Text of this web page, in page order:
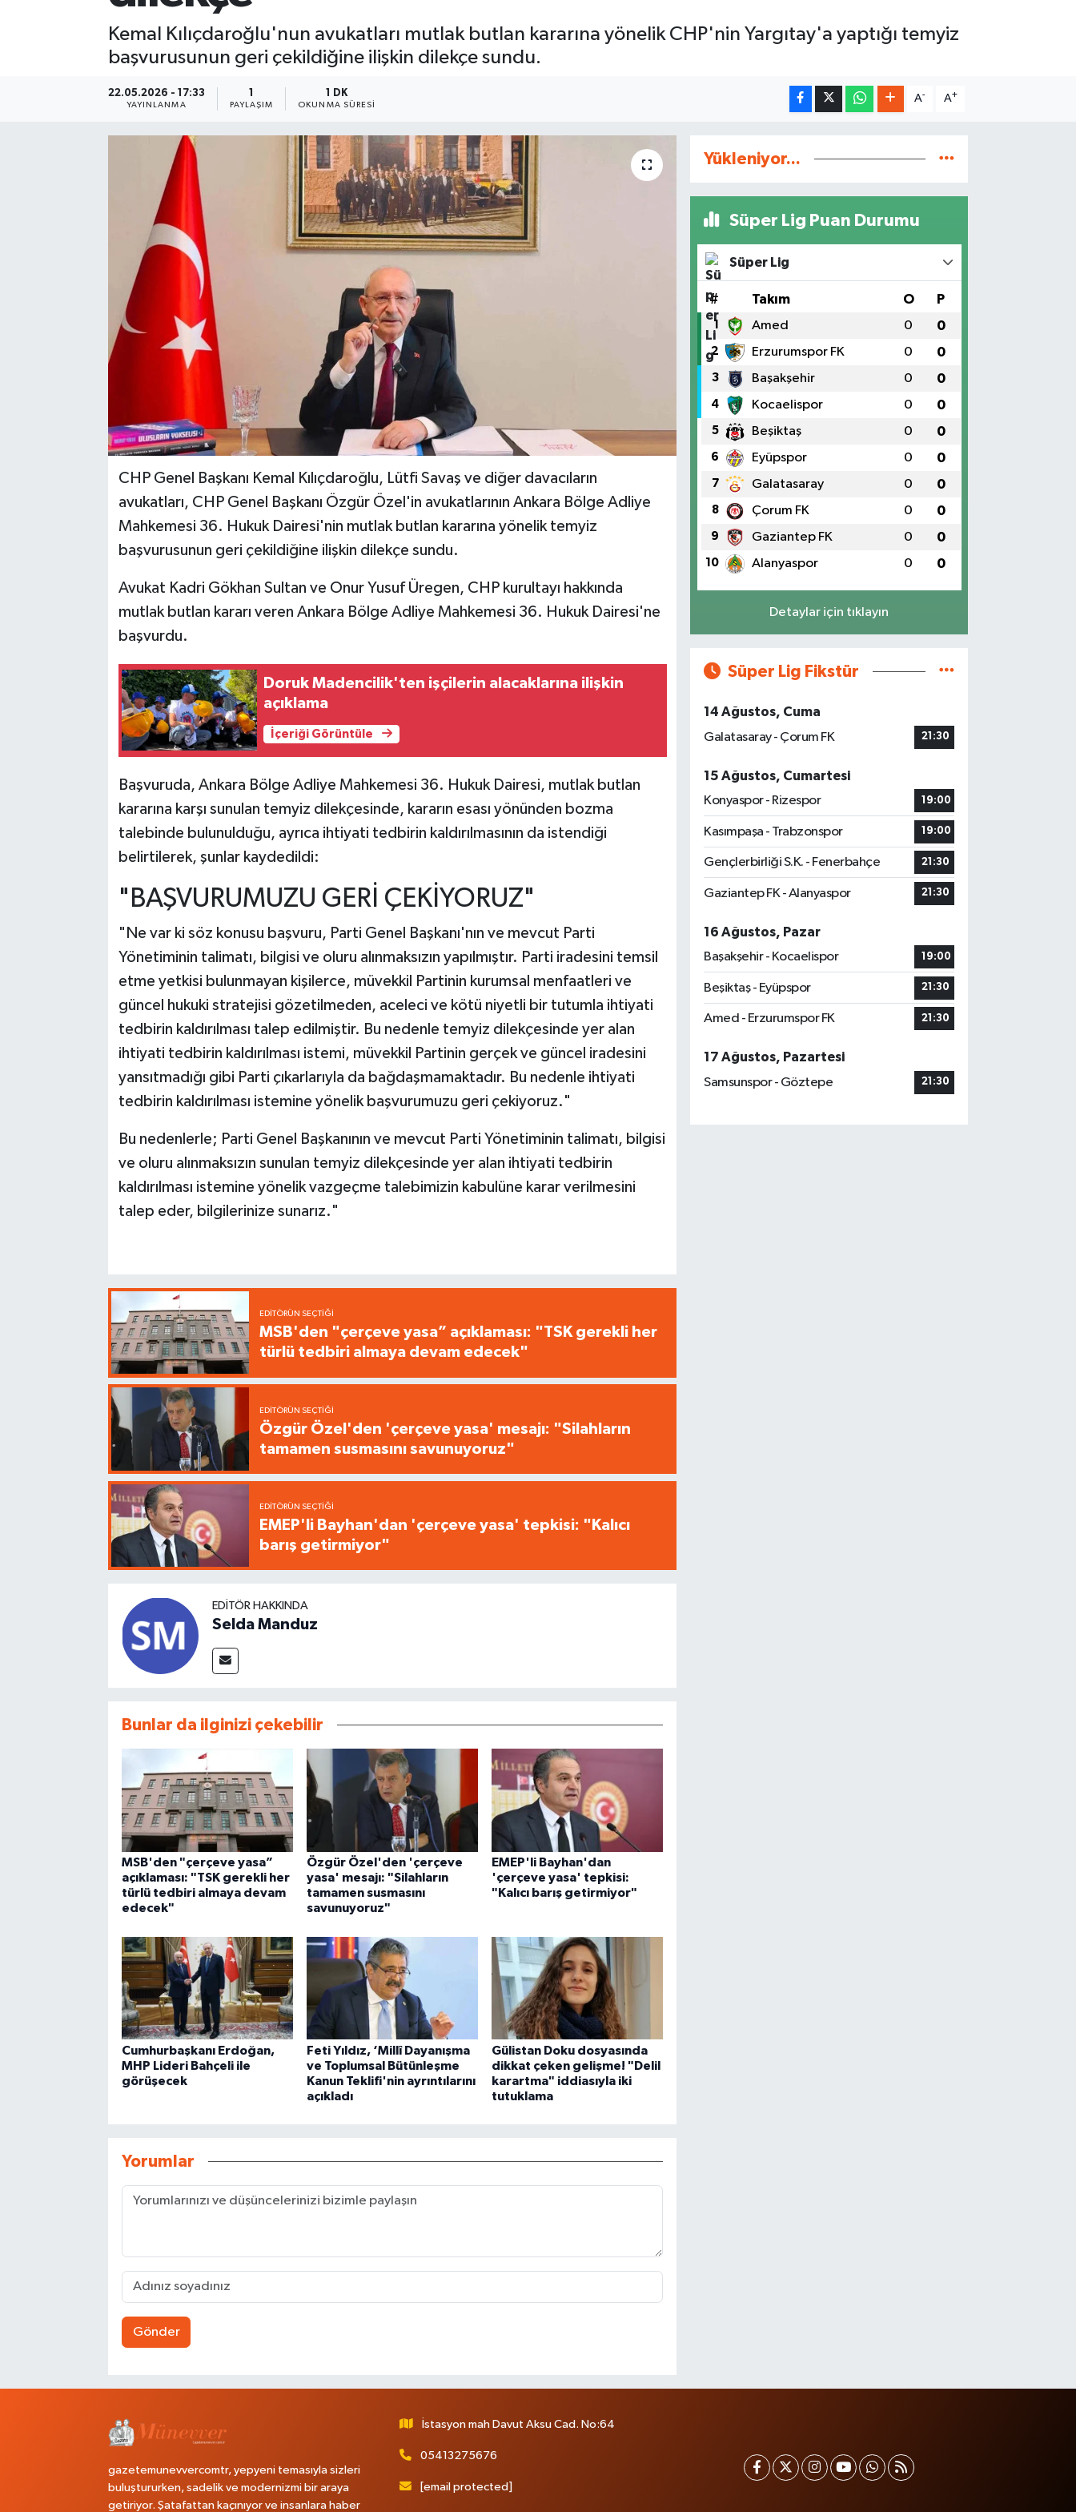
Kemal Kılıçdaroğlu'nun avukatları mutlak butlan kararına yönelik CHP'nin Yargıtay'a yaptığı temyiz
başvurusunun geri çekildiğine ilişkin dilekçe sundu.
22.05.2026 - 17:33
YAYINLANMA
1
PAYLAŞIM
1 DK
OKUNMA SÜRESI
A- A+
CHP Genel Başkanı Kemal Kılıçdaroğlu, Lütfi Savaş ve diğer davacıların
avukatları, CHP Genel Başkanı Özgür Özel'in avukatlarının Ankara Bölge Adliye
Mahkemesi 36. Hukuk Dairesi'nin mutlak butlan kararına yönelik temyiz
başvurusunun geri çekildiğine ilişkin dilekçe sundu.
Avukat Kadri Gökhan Sultan ve Onur Yusuf Üregen, CHP kurultayı hakkında
mutlak butlan kararı veren Ankara Bölge Adliye Mahkemesi 36. Hukuk Dairesi'ne
başvurdu.
Doruk Madencilik'ten işçilerin alacaklarına ilişkin
açıklama
İçeriği Görüntüle
Başvuruda, Ankara Bölge Adliye Mahkemesi 36. Hukuk Dairesi, mutlak butlan
kararına karşı sunulan temyiz dilekçesinde, kararın esası yönünden bozma
talebinde bulunulduğu, ayrıca ihtiyati tedbirin kaldırılmasının da istendiği
belirtilerek, şunlar kaydedildi:
"BAŞVURUMUZU GERİ ÇEKİYORUZ"
"Ne var ki söz konusu başvuru, Parti Genel Başkanı'nın ve mevcut Parti
Yönetiminin talimatı, bilgisi ve oluru alınmaksızın yapılmıştır. Parti iradesini temsil
etme yetkisi bulunmayan kişilerce, müvekkil Partinin kurumsal menfaatleri ve
güncel hukuki stratejisi gözetilmeden, aceleci ve kötü niyetli bir tutumla ihtiyati
tedbirin kaldırılması talep edilmiştir. Bu nedenle temyiz dilekçesinde yer alan
ihtiyati tedbirin kaldırılması istemi, müvekkil Partinin gerçek ve güncel iradesini
yansıtmadığı gibi Parti çıkarlarıyla da bağdaşmamaktadır. Bu nedenle ihtiyati
tedbirin kaldırılması istemine yönelik başvurumuzu geri çekiyoruz."
Bu nedenlerle; Parti Genel Başkanının ve mevcut Parti Yönetiminin talimatı, bilgisi
ve oluru alınmaksızın sunulan temyiz dilekçesinde yer alan ihtiyati tedbirin
kaldırılması istemine yönelik vazgeçme talebimizin kabulüne karar verilmesini
talep eder, bilgilerinize sunarız."
EDITÖRÜN SEÇTIĞI
MSB'den "çerçeve yasa” açıklaması: "TSK gerekli her
türlü tedbiri almaya devam edecek"
EDITÖRÜN SEÇTIĞI
Özgür Özel'den 'çerçeve yasa' mesajı: "Silahların
tamamen susmasını savunuyoruz"
EDITÖRÜN SEÇTIĞI
EMEP'li Bayhan'dan 'çerçeve yasa' tepkisi: "Kalıcı
barış getirmiyor"
EDITÖR HAKKINDA
Selda Manduz
Bunlar da ilginizi çekebilir
MSB'den "çerçeve yasa”
açıklaması: "TSK gerekli her
türlü tedbiri almaya devam
edecek"
Özgür Özel'den 'çerçeve
yasa' mesajı: "Silahların
tamamen susmasını
savunuyoruz"
EMEP'li Bayhan'dan
'çerçeve yasa' tepkisi:
"Kalıcı barış getirmiyor"
Cumhurbaşkanı Erdoğan,
MHP Lideri Bahçeli ile
görüşecek
Feti Yıldız, ‘Millî Dayanışma
ve Toplumsal Bütünleşme
Kanun Teklifi'nin ayrıntılarını
açıkladı
Gülistan Doku dosyasında
dikkat çeken gelişme! "Delil
karartma" iddiasıyla iki
tutuklama
Yorumlar
Gönder
Yükleniyor...
Süper Lig Puan Durumu
Süper Lig
# Takım O P
1 Amed 0 0
2 Erzurumspor FK 0 0
3 Başakşehir 0 0
4 Kocaelispor 0 0
5 Beşiktaş 0 0
6 Eyüpspor 0 0
7 Galatasaray 0 0
8 Çorum FK 0 0
9 Gaziantep FK 0 0
10 Alanyaspor 0 0
Detaylar için tıklayın
Süper Lig Fikstür
14 Ağustos, Cuma
Galatasaray - Çorum FK
21:30
15 Ağustos, Cumartesi
Konyaspor - Rizespor
19:00
Kasımpaşa - Trabzonspor 19:00
Gençlerbirliği S.K. - Fenerbahçe 21:30
Gaziantep FK - Alanyaspor 21:30
16 Ağustos, Pazar
Başakşehir - Kocaelispor
19:00
Beşiktaş - Eyüpspor 21:30
Amed - Erzurumspor FK 21:30
17 Ağustos, Pazartesi
Samsunspor - Göztepe
21:30
gazetemunevvercomtr, yepyeni temasıyla sizleri
buluştururken, sadelik ve modernizmi bir araya
getiriyor. Şatafattan kaçınıyor ve insanlara haber
İstasyon mah Davut Aksu Cad. No:64
05413275676
[email protected]